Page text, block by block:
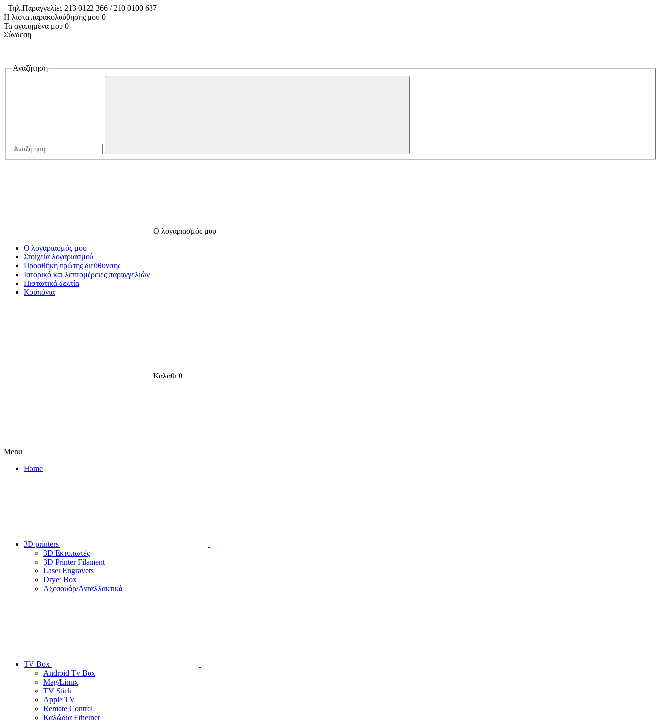
Τηλ.Παραγγελίες 213 0122 366 / 210 0100 687
Η λίστα παρακολούθησής μου 0
Τα αγαπημένα μου 0
Σύνδεση
Αναζήτηση
Ο λογαριασμός μου
Ο λογαριασμός μου
Στοιχεία λογαριασμού
Προσθήκη πρώτης διεύθυνσης
Ιστορικό και λεπτομέρειες παραγγελιών
Πιστωτικά δελτία
Κουπόνια
Καλάθι 0
Menu
Home
3D printers
3D Εκτυπωτές
3D Printer Filament
Laser Engravers
Dryer Box
Αξεσουάρ/Ανταλλακτικά
TV Box
Android Tv Box
Mag/Linux
TV Stick
Apple TV
Remote Control
Καλώδια Ethernet